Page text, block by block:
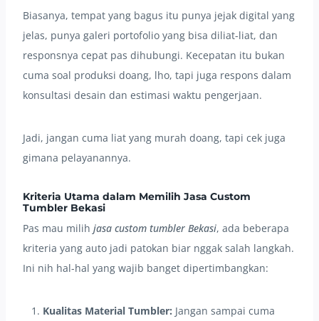
Biasanya, tempat yang bagus itu punya jejak digital yang
jelas, punya galeri portofolio yang bisa diliat-liat, dan
responsnya cepat pas dihubungi. Kecepatan itu bukan
cuma soal produksi doang, lho, tapi juga respons dalam
konsultasi desain dan estimasi waktu pengerjaan.
Jadi, jangan cuma liat yang murah doang, tapi cek juga
gimana pelayanannya.
Kriteria Utama dalam Memilih Jasa Custom
Tumbler Bekasi
Pas mau milih jasa custom tumbler Bekasi, ada beberapa
kriteria yang auto jadi patokan biar nggak salah langkah.
Ini nih hal-hal yang wajib banget dipertimbangkan:
Kualitas Material Tumbler: Jangan sampai cuma